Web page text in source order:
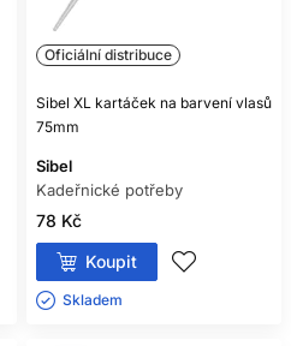
Oficiální distribuce
Sibel XL kartáček na barvení vlasů
75mm
Sibel
Kadeřnické potřeby
78 Kč
Koupit
Skladem ㅤ